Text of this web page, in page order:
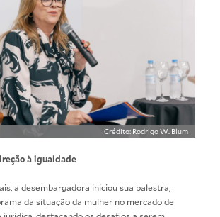
Crédito: Rodrigo W. Blum
à igualdade
a desembargadora iniciou sua palestra,
da situação da mulher no mercado de